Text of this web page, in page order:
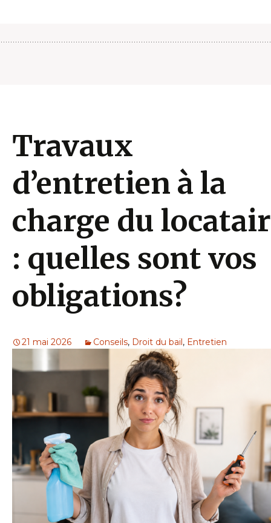
Travaux
d’entretien à la
charge du
: quelles sont vos
obligations?
21 mai 2026 Conseils, Droit du bail, Entretien